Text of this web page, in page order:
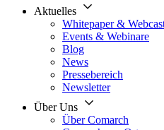
Aktuelles
Whitepaper &
Events & Webinare
Blog
News
Pressebereich
Newsletter
Über Uns
Über Comarch